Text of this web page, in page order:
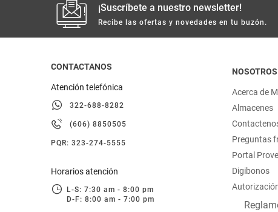
¡Suscríbete a nuestro newsletter!
Recibe las ofertas y novedades en tu buzón.
CONTACTANOS
Atención telefónica
322-688-8282
(606) 8850505
PQR: 323-274-5555
Horarios atención
L-S: 7:30 am - 8:00 pm
D-F: 8:00 am - 7:00 pm
NOSOTROS
Acerca de
Almacenes
Preguntas
Portal
Digibonos